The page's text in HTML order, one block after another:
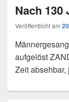
Nach
Veröffentlicht am
aufgelöst
Zeit absehbar,